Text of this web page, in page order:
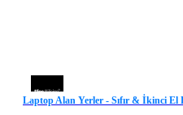
Laptop Alan Yerler - Sıfır & İkinci El